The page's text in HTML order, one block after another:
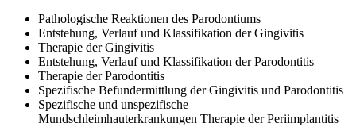
Pathologische Reaktionen des Parodontiums
Entstehung, Verlauf und Klassifikation der Gingivitis
Therapie der Gingivitis
Entstehung, Verlauf und Klassifikation der Parodontitis
Therapie der Parodontitis
Spezifische Befundermittlung der Gingivitis und Parodontitis
Spezifische und unspezifische
Mundschleimhauterkrankungen Therapie der Periimplantitis